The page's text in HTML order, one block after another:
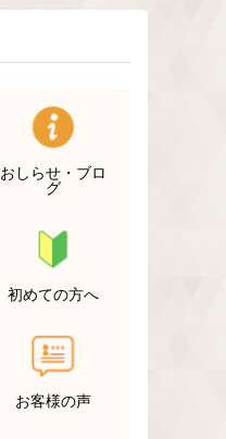
おしらせ・ブロ
グ
初めての方へ
お客様の声